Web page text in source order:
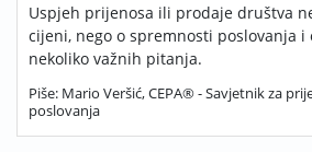
Uspjeh prijenosa ili prodaje društva
cijeni, nego o spremnosti poslovanja i
nekoliko važnih pitanja.
Piše: Mario Veršić, CEPA® - Savjetnik za
poslovanja